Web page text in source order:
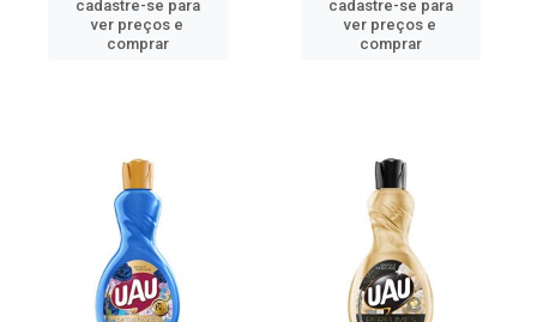
cadastre-se para
ver preços e
comprar
cadastre-se para
ver preços e
comprar